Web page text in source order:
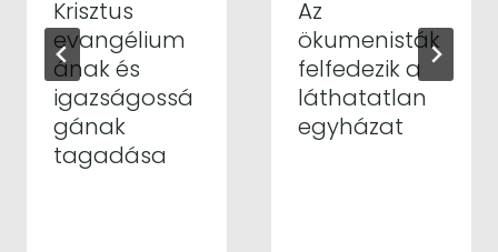
Krisztus
evangélium
ának és
igazságossá
gának
tagadása
Az
ökumenisták
felfedezik a
láthatatlan
egyházat